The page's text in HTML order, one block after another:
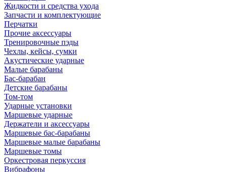
Жидкости и средства ухода
Запчасти и комплектующие
Перчатки
Прочие аксессуары
Тренировочные пэды
Чехлы, кейсы, сумки
Акустические ударные
Mалые барабаны
Бас-барабан
Детские барабаны
Том-том
Ударные установки
Маршевые ударные
Держатели и аксессуары
Маршевые бас-барабаны
Маршевые малые барабаны
Маршевые томы
Оркестровая перкуссия
Вибрафоны